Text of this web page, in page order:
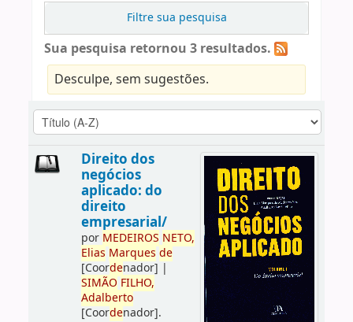
Filtre sua pesquisa
Sua pesquisa retornou 3 resultados.
Desculpe, sem sugestões.
Direito dos
negócios
aplicado: do
direito
empresarial/
por MEDEIROS NETO,
Elias Marques de
[Coordenador] |
SIMÃO FILHO,
Adalberto
[Coordenador].